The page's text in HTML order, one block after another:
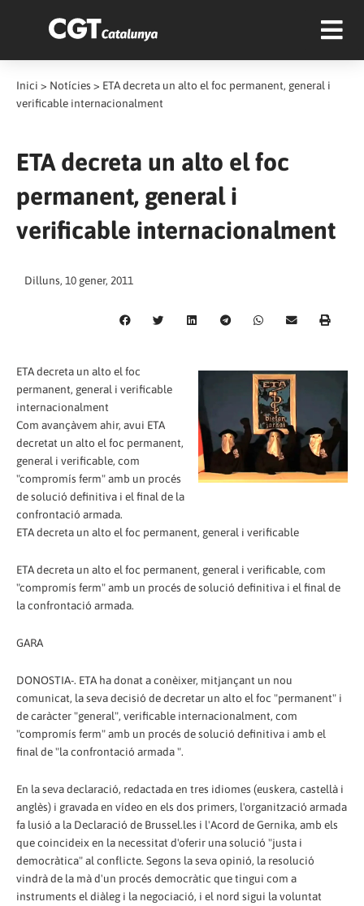
Inici > Notícies > ETA decreta un alto el foc permanent, general i
verificable internacionalment
ETA decreta un alto el foc
permanent, general i
verificable internacionalment
Dilluns, 10 gener, 2011
ETA decreta un alto el foc
permanent, general i verificable
internacionalment
Com avançàvem ahir, avui ETA
decretat un alto el foc permanent,
general i verificable, com
"compromís ferm" amb un procés
de solució definitiva i el final de la
confrontació armada.
ETA decreta un alto el foc permanent, general i verificable
ETA decreta un alto el foc permanent, general i verificable, com
"compromís ferm" amb un procés de solució definitiva i el final de
la confrontació armada.
GARA
DONOSTIA-. ETA ha donat a conèixer, mitjançant un nou
comunicat, la seva decisió de decretar un alto el foc "permanent" i
de caràcter "general", verificable internacionalment, com
"compromís ferm" amb un procés de solució definitiva i amb el
final de "la confrontació armada ".
En la seva declaració, redactada en tres idiomes (euskera, castellà i
anglès) i gravada en vídeo en els dos primers, l'organització armada
fa lusió a la Declaració de Brussel.les i l'Acord de Gernika, amb els
que coincideix en la necessitat d'oferir una solució "justa i
democràtica" al conflicte. Segons la seva opinió, la resolució
vindrà de la mà d'un procés democràtic que tingui com a
instruments el diàleg i la negociació, i el nord sigui la voluntat